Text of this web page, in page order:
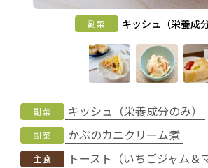
副菜 キッシュ（栄養成
副菜 キッシュ（栄養成分のみ）
副菜 かぶのカニクリーム煮
主食 トースト（いちごジャム＆